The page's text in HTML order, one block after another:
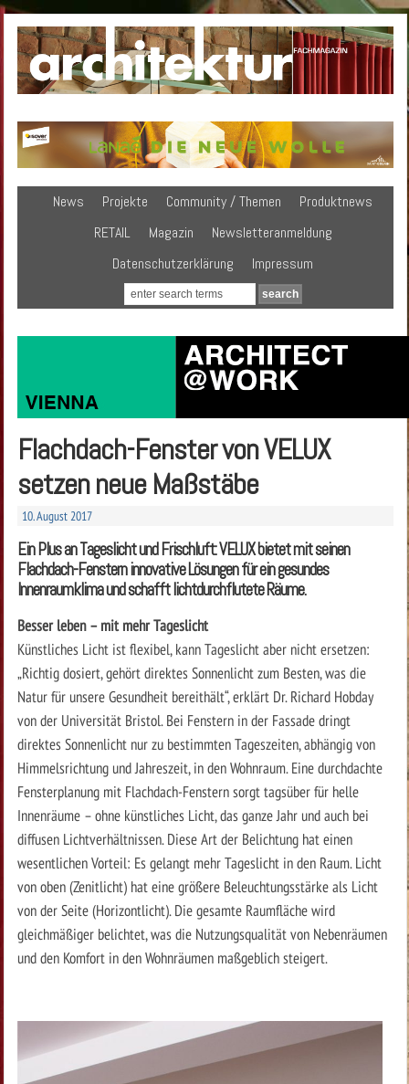
News Projekte Community / Themen
Produktnews
RETAIL
Magazin
Newsletteranmeldung
Datenschutzerklärung
Impressum
Flachdach-Fenster von VELUX
setzen neue Maßstäbe
10. August 2017
Ein Plus an Tageslicht und Frischluft: VELUX bietet mit seinen
Flachdach-Fenstern innovative Lösungen für ein gesundes
Innenraumklima und schafft lichtdurchflutete Räume.
Besser leben – mit mehr Tageslicht
Künstliches Licht ist flexibel, kann Tageslicht aber nicht ersetzen:
„Richtig dosiert, gehört direktes Sonnenlicht zum Besten, was die
Natur für unsere Gesundheit bereithält“, erklärt Dr. Richard Hobday
von der Universität Bristol. Bei Fenstern in der Fassade dringt
direktes Sonnenlicht nur zu bestimmten Tageszeiten, abhängig von
Himmelsrichtung und Jahreszeit, in den Wohnraum. Eine durchdachte
Fensterplanung mit Flachdach-Fenstern sorgt tagsüber für helle
Innenräume – ohne künstliches Licht, das ganze Jahr und auch bei
diffusen Lichtverhältnissen. Diese Art der Belichtung hat einen
wesentlichen Vorteil: Es gelangt mehr Tageslicht in den Raum. Licht
von oben (Zenitlicht) hat eine größere Beleuchtungsstärke als Licht
von der Seite (Horizontlicht). Die gesamte Raumfläche wird
gleichmäßiger belichtet, was die Nutzungsqualität von Nebenräumen
und den Komfort in den Wohnräumen maßgeblich steigert.